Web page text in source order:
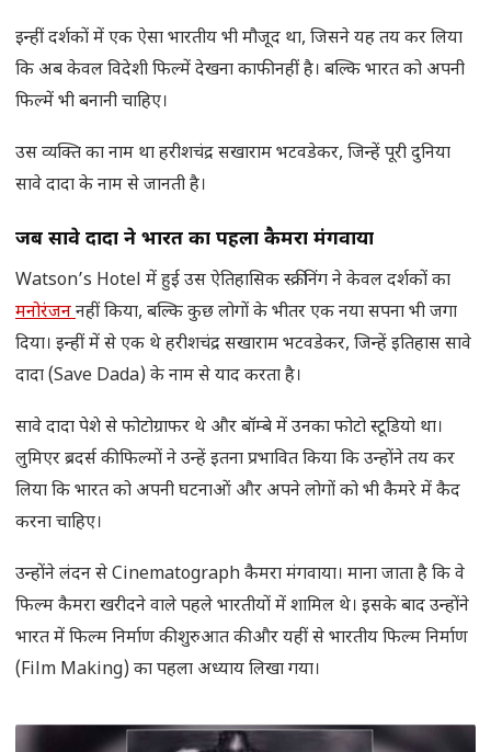
इन्हीं दर्शकों में एक ऐसा भारतीय भी मौजूद था, जिसने यह तय कर लिया
कि अब केवल विदेशी फिल्में देखना काफी नहीं है। बल्कि भारत को अपनी
फिल्में भी बनानी चाहिए।
उस व्यक्ति का नाम था हरीशचंद्र सखाराम भटवडेकर, जिन्हें पूरी दुनिया
सावे दादा के नाम से जानती है।
जब सावे दादा ने भारत का पहला कैमरा मंगवाया
Watson’s Hotel में हुई उस ऐतिहासिक स्क्रीनिंग ने केवल दर्शकों का
मनोरंजननहीं किया, बल्कि कुछ लोगों के भीतर एक नया सपना भी जगा
दिया। इन्हीं में से एक थे हरीशचंद्र सखाराम भटवडेकर, जिन्हें इतिहास सावे
दादा (Save Dada) के नाम से याद करता है।
सावे दादा पेशे से फोटोग्राफर थे और बॉम्बे में उनका फोटो स्टूडियो था।
लुमिएर ब्रदर्स की फिल्मों ने उन्हें इतना प्रभावित किया कि उन्होंने तय कर
लिया कि भारत को अपनी घटनाओं और अपने लोगों को भी कैमरे में कैद
करना चाहिए।
उन्होंने लंदन से Cinematograph कैमरा मंगवाया। माना जाता है कि वे
फिल्म कैमरा खरीदने वाले पहले भारतीयों में शामिल थे। इसके बाद उन्होंने
भारत में फिल्म निर्माण की शुरुआत की और यहीं से भारतीय फिल्म निर्माण
(Film Making) का पहला अध्याय लिखा गया।